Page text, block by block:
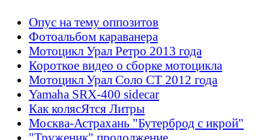
Опус на тему оппозитов
Фотоальбом караванера
Мотоцикл Урал Ретро 2013 года
Короткое видео о сборке мотоцикла
Мотоцикл Урал Соло СТ 2012 года
Yamaha SRX-400 sidecar
Как колясЯтся Литры
Москва-Астрахань "Бутерброд с икрой"